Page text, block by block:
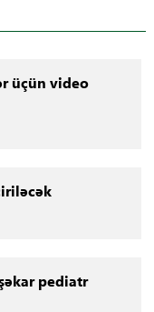
üçün video
pediatr